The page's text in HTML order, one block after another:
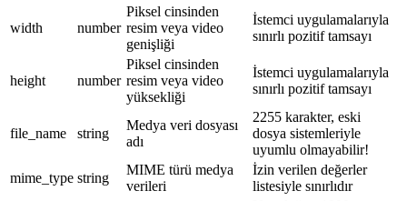
width number
Piksel cinsinden
resim veya video
genişliği
İstemci uygulamalarıyla
sınırlı pozitif tamsayı
height number
Piksel cinsinden
resim veya video
yüksekliği
İstemci uygulamalarıyla
sınırlı pozitif tamsayı
file_name string
Medya veri dosyası
adı
2255 karakter, eski
dosya sistemleriyle
uyumlu olmayabilir!
mime_type string
MIME türü medya
verileri
İzin verilen değerler
listesiyle sınırlıdır